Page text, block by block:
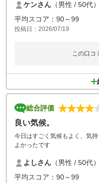
ケンさん （男性 / 50代）
平均スコア：90～99
投稿日：2026/07/19
この口コ
総合評価
良い気候。
今日はすごく気候もよく、気
よかったです
よしさん （男性 / 50代）
平均スコア：90～99